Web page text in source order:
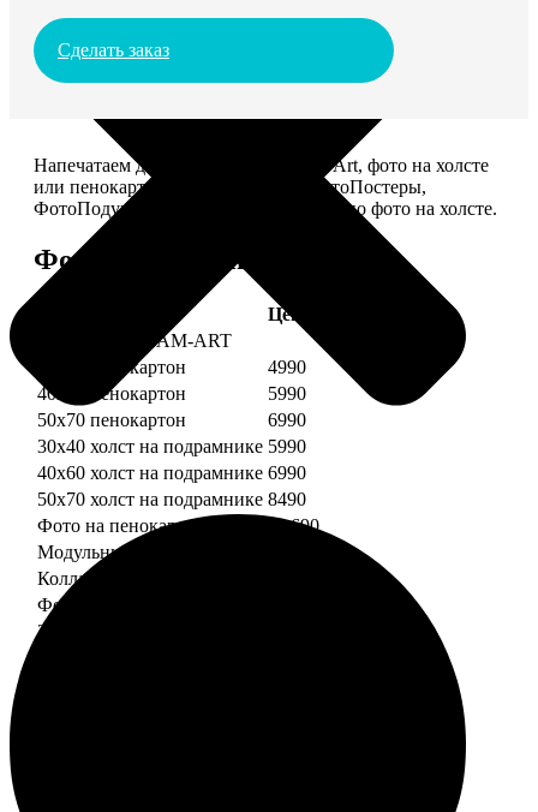
Сделать заказ
Напечатаем для вас картины Dream-Art, фото на холсте
или пенокартоне, ФотоМозаику, ФотоПостеры,
ФотоПодушки или напишем портрет по фото на холсте.
Форматы и цены
Цена, руб.
Картины DREAM-ART
30х40 пенокартон
4990
40х60 пенокартон
5990
50х70 пенокартон
6990
30х40 холст на подрамнике 5990
40х60 холст на подрамнике 6990
50х70 холст на подрамнике 8490
Фото на пенокартоне
от 690
Модульный пенокартон
Коллаж на пенокартоне
ФотоМозаика
30х40 пенокартон